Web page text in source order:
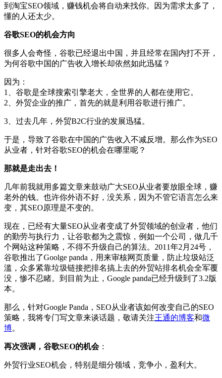
到淘宝SEO领域，赚钱机会将自动来找你。因为需求太多了，
懂的人还太少。
谷歌SEO的机会方向
很多人会奇怪，谷歌已经退出中国，并且经常在国内打不开，
为何谷歌中国的广告收入增长却依然如此迅猛？
因为：
1、谷歌是全球搜索引擎老大，全世界的人都在使用它。
2、外贸企业的推广，首先的就是利用谷歌进行推广。
3、过去几年，外贸B2C行业的发展迅猛。
于是，导致了谷歌在中国的广告收入不减反增。那么作为SEO
从业者，针对谷歌SEO的机会在哪里呢？
那就是走出去！
几年前我就用多篇文章来鼓动广大SEO从业者要放眼全球，赚
老外的钱。也许你外语不好，没关系，因为不管它语言怎么来
变，其SEO原理是不变的。
现在，已经有大量SEO从业者变成了外贸领域的创业者，他们
的勤劳与执行力，让谷歌都为之震惊，例如一个公司，做几千
个网站这种策略，不得不升级自己的算法。2011年2月24号，
谷歌推出了Goolge panda，用来审核网页质量，防止垃圾站泛
滥，众多紧靠垃圾链接把排名搞上去的外贸站排名机会全军覆
没，惨不忍睹。到目前为止，Google panda已经升级到了3.2版
本。
那么，针对Google Panda，SEO从业者该如何改变自己的SEO
策略，我将专门写文章来谈话题，敬请关注王通的博客和微
博。
再次强调，谷歌SEO的机会：
外贸行业SEO机会，特别是细分领域，竞争小，盈利大。